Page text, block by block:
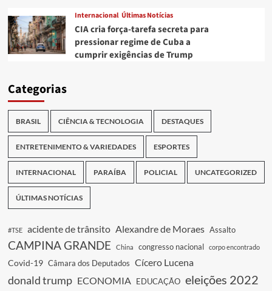
Internacional Últimas Notícias
CIA cria força-tarefa secreta para
pressionar regime de Cuba a
cumprir exigências de Trump
Categorias
BRASIL CIÊNCIA & TECNOLOGIA DESTAQUES
ENTRETENIMENTO & VARIEDADES ESPORTES
INTERNACIONAL PARAÍBA POLICIAL UNCATEGORIZED
ÚLTIMAS NOTÍCIAS
#TSE acidente de trânsito Alexandre de Moraes Assalto
CAMPINA GRANDE China congresso nacional corpo encontrado
Covid-19 Câmara dos Deputados Cícero Lucena
donald trump ECONOMIA EDUCAÇÃO eleições 2022